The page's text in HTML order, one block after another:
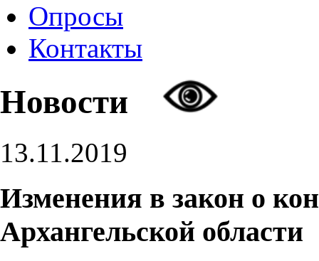
Опросы
Контакты
Новости
13.11.2019
Изменения в закон о
Архангельской области